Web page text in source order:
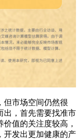
市场空间仍然很
出，首先需要找准市
值的关注度较高，
开发出更加健康的产